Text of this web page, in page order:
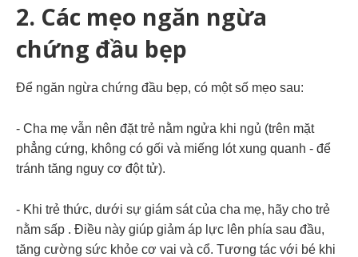
2. Các mẹo ngăn ngừa
chứng đầu bẹp
Để ngăn ngừa chứng đầu bẹp, có một số mẹo sau:
- Cha mẹ vẫn nên đặt trẻ nằm ngửa khi ngủ (trên mặt
phẳng cứng, không có gối và miếng lót xung quanh - để
tránh tăng nguy cơ đột tử).
- Khi trẻ thức, dưới sự giám sát của cha mẹ, hãy cho trẻ
nằm sấp . Điều này giúp giảm áp lực lên phía sau đầu,
tăng cường sức khỏe cơ vai và cổ. Tương tác với bé khi